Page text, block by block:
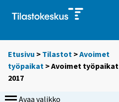
Etusivu > Tilastot >Avoimet
työpaikat > Avoimet työpaikat
2017
Avaa valikko